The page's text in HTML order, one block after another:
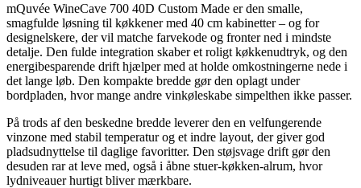
mQuvée WineCave 700 40D Custom Made er den smalle,
smagfulde løsning til køkkener med 40 cm kabinetter – og for
designelskere, der vil matche farvekode og fronter ned i mindste
detalje. Den fulde integration skaber et roligt køkkenudtryk, og den
energibesparende drift hjælper med at holde omkostningerne nede i
det lange løb. Den kompakte bredde gør den oplagt under
bordpladen, hvor mange andre vinkøleskabe simpelthen ikke passer.
På trods af den beskedne bredde leverer den en velfungerende
vinzone med stabil temperatur og et indre layout, der giver god
pladsudnyttelse til daglige favoritter. Den støjsvage drift gør den
desuden rar at leve med, også i åbne stuer-køkken-alrum, hvor
lydniveauer hurtigt bliver mærkbare.